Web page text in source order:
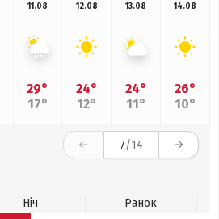
11.08
29°
17°
12.08
24°
12°
13.08
24°
11°
14.08
26°
10°
7/14
Ніч
Ранок